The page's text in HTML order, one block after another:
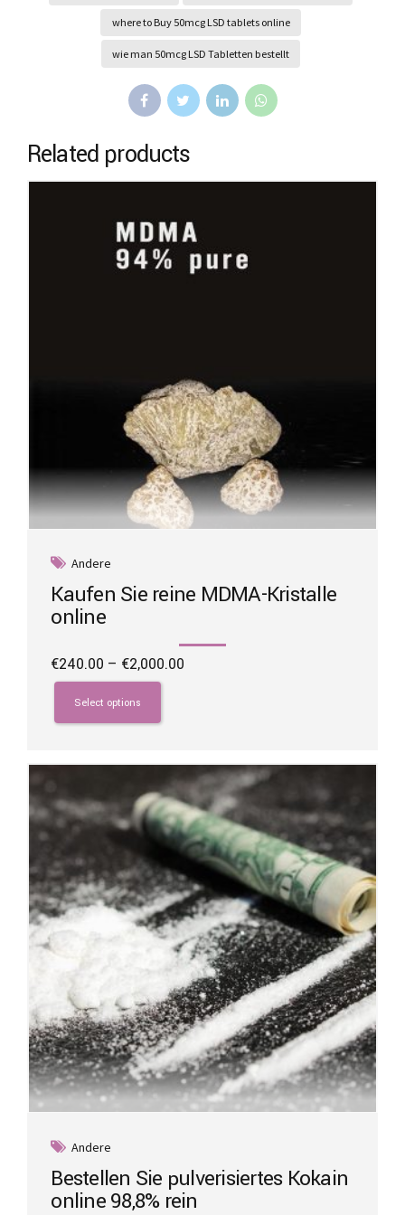
where to Buy 50mcg LSD tablets online
wie man 50mcg LSD Tabletten bestellt
Related products
Andere
Kaufen Sie reine MDMA-Kristalle
online
€240.00 – €2,000.00
Select options
This
product
has
options
may
chosen
on
the
product
Andere
Bestellen Sie pulverisiertes Kokain
online 98,8% rein